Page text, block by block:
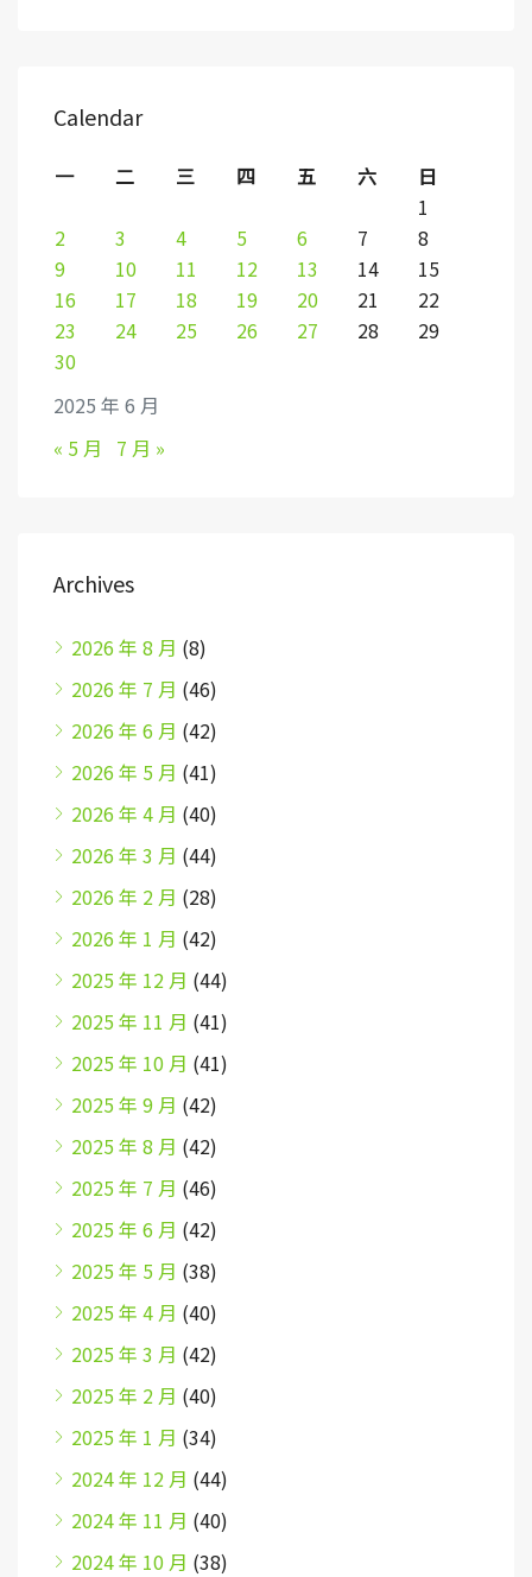
Calendar
2025 年 6 月
一 二 三 四 五 六
日
1
2
3 4 5 6 7
8
9
10 11 12 13 14
15
16
17 18 19 20 21
22
23
24 25 26 27 28
29
30
« 5 月 7 月 »
Archives
2026 年 8 月 (8)
2026 年 7 月 (46)
2026 年 6 月 (42)
2026 年 5 月 (41)
2026 年 4 月 (40)
2026 年 3 月 (44)
2026 年 2 月 (28)
2026 年 1 月 (42)
2025 年 12 月 (44)
2025 年 11 月 (41)
2025 年 10 月 (41)
2025 年 9 月 (42)
2025 年 8 月 (42)
2025 年 7 月 (46)
2025 年 6 月 (42)
2025 年 5 月 (38)
2025 年 4 月 (40)
2025 年 3 月 (42)
2025 年 2 月 (40)
2025 年 1 月 (34)
2024 年 12 月 (44)
2024 年 11 月 (40)
2024 年 10 月 (38)